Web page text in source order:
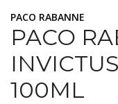
PACO RABANNE
PACO
100ML